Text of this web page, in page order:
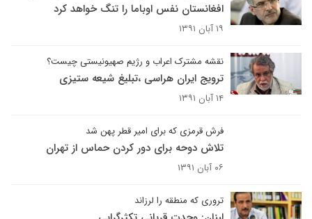
افغانستان نفس اوباما را تنگ خواهد کرد
۱۹ آبان ۱۳۹۱
نقشه مشترک اعراب و رژیم صهیونیستی چیست؟
ترویج ایران هراسی ،تبلیغ شیعه ستیزی
۱۴ آبان ۱۳۹۱
فرش قرمزی که برای امیر قطر پهن شد
تلاش دوحه برای دور کردن حماس از تهران
۰۶ آبان ۱۳۹۱
تروری که منطقه را لرزاند